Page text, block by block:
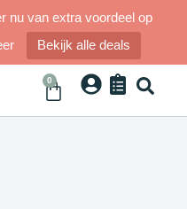
nu van extra voordeel op
Bekijk alle deals
0